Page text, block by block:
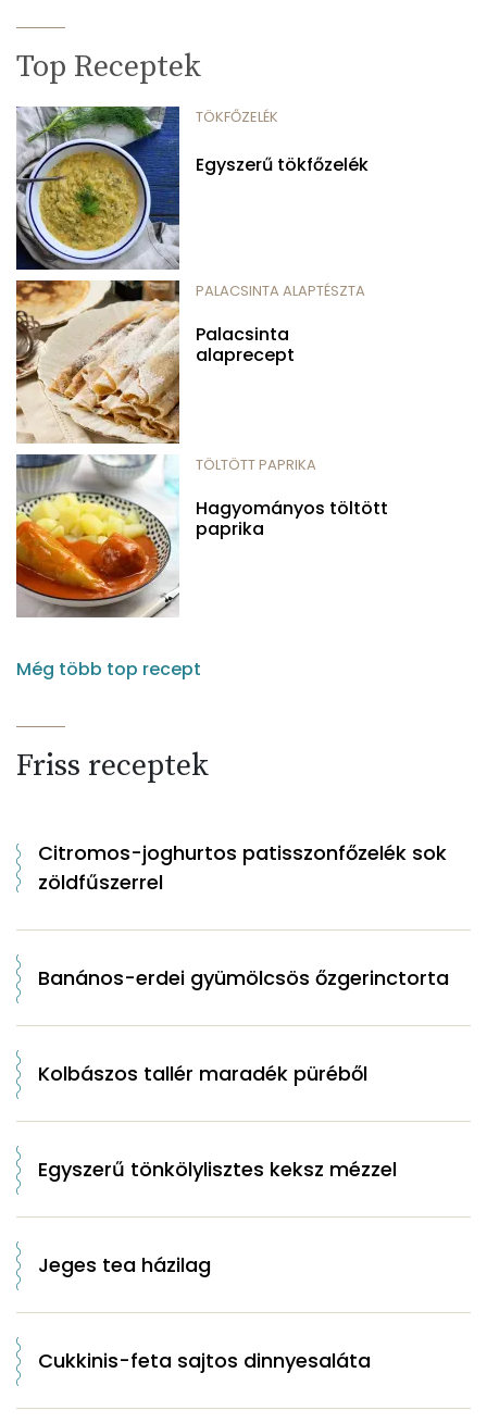
Top Receptek
TÖKFŐZELÉK
Egyszerű tökfőzelék
PALACSINTA ALAPTÉSZTA
Palacsinta
alaprecept
TÖLTÖTT PAPRIKA
Hagyományos töltött
paprika
Még több top recept
Friss receptek
Citromos-joghurtos patisszonfőzelék sok
zöldfűszerrel
Banános-erdei gyümölcsös őzgerinctorta
Kolbászos tallér maradék püréből
Egyszerű tönkölylisztes keksz mézzel
Jeges tea házilag
Cukkinis-feta sajtos dinnyesaláta